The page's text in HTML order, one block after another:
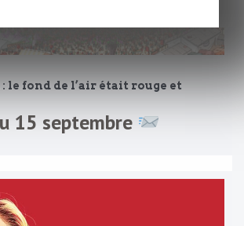
: le fond de l’air était rouge et
15 septembre